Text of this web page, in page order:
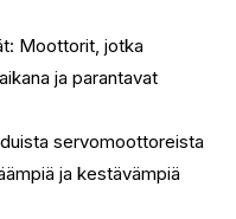
Moottorit, jotka
ja parantavat
servomoottoreista
ja kestävämpiä